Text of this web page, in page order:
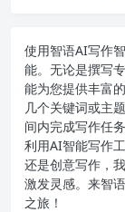
使用智语AI写作
能。无论是撰写
能为您提供丰富
几个关键词或主
间内完成写作任务
利用AI智能写作
还是创意写作，
激发灵感。来智
之旅！